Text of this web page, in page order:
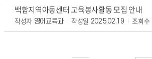
백합지역아동센터 교육봉사활동 모집 안내
작성자 영어교육과 작성일 2025.02.19 조회수